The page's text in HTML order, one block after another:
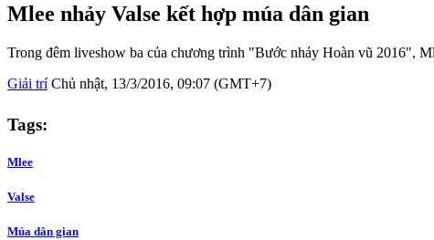
Mlee nhảy Valse kết hợp múa dân gian
Trong đêm liveshow ba của chương trình "Bước nhảy Hoàn vũ 2016",
Giải trí Chủ nhật, 13/3/2016, 09:07 (GMT+7)
Tags:
Mlee
Valse
Múa dân gian